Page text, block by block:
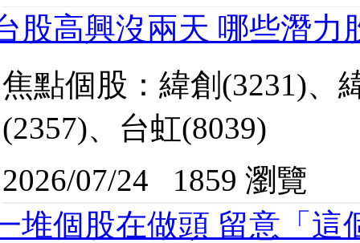
股高興沒兩天 哪些潛力
焦點個股：緯創(3231)、
(2357)、台虹(8039)
2026/07/24
1859 瀏覽
堆個股在做頭 留意「這